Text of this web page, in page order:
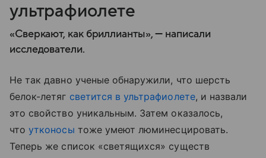
ультрафиолете
«Сверкают, как бриллианты», — написали
исследователи.
Не так давно ученые обнаружили, что шерсть
белок-летяг светится в ультрафиолете, и назвали
это свойство уникальным. Затем оказалось,
чтоутконосы тоже умеют люминесцировать.
Теперь же список «светящихся» существ